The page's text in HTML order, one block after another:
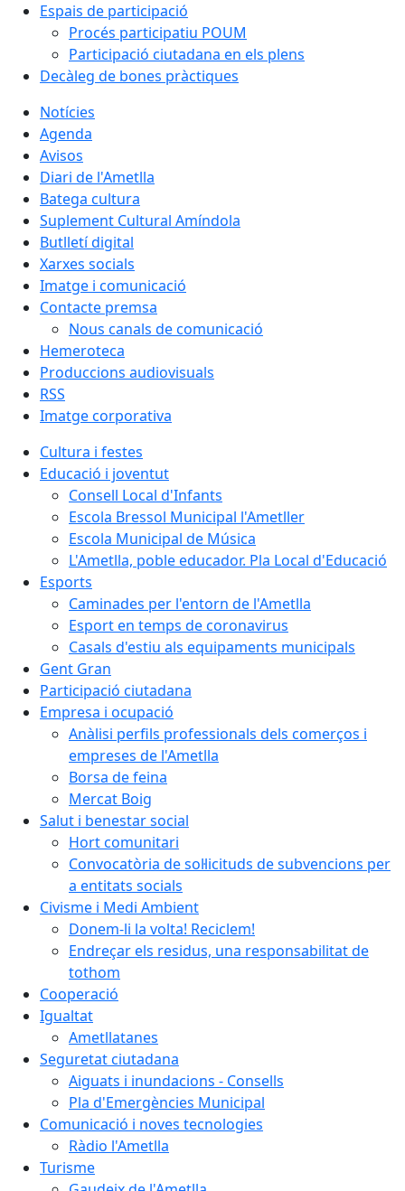
Espais de participació
Procés participatiu POUM
Participació ciutadana en els plens
Decàleg de bones pràctiques
Notícies
Agenda
Avisos
Diari de l'Ametlla
Batega cultura
Suplement Cultural Amíndola
Butlletí digital
Xarxes socials
Imatge i comunicació
Contacte premsa
Nous canals de comunicació
Hemeroteca
Produccions audiovisuals
RSS
Imatge corporativa
Cultura i festes
Educació i joventut
Consell Local d'Infants
Escola Bressol Municipal l'Ametller
Escola Municipal de Música
L'Ametlla, poble educador. Pla Local d'Educació
Esports
Caminades per l'entorn de l'Ametlla
Esport en temps de coronavirus
Casals d'estiu als equipaments municipals
Gent Gran
Participació ciutadana
Empresa i ocupació
Anàlisi perfils professionals dels comerços i
empreses de l'Ametlla
Borsa de feina
Mercat Boig
Salut i benestar social
Hort comunitari
Convocatòria de sol·licituds de subvencions per
a entitats socials
Civisme i Medi Ambient
Donem-li la volta! Reciclem!
Endreçar els residus, una responsabilitat de
tothom
Cooperació
Igualtat
Ametllatanes
Seguretat ciutadana
Aiguats i inundacions - Consells
Pla d'Emergències Municipal
Comunicació i noves tecnologies
Ràdio l'Ametlla
Turisme